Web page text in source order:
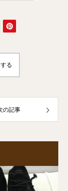
る
の記事